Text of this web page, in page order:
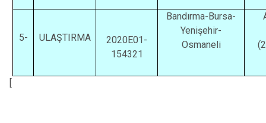
5- ULAŞTIRMA
2020E01-
154321
Bandırma-Bursa-
Yenişehir-
Osmaneli
[